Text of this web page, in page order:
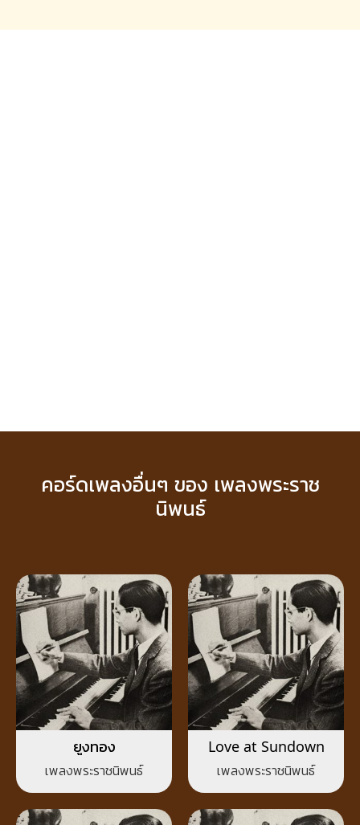
คอร์ดเพลงอื่นๆ ของ เพลงพระราช
นิพนธ์
ยูงทอง
เพลงพระราชนิพนธ์
Love at Sundown
เพลงพระราชนิพนธ์